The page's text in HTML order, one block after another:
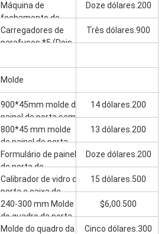
Máquina de
fechamento de
fechaduras e
dobradiças *2 (uma
para quadro/capa)
Doze dólares.200
Carregadores de
parafusos *5 (Dois
três para linhas de
produção)
Três dólares.900
Molde
900*45mm molde de
painel de porta sem
calibrador
14 dólares.200
800*45 mm molde
de painel de porta
sem calibrador
13 dólares.200
Formulário de painel
de porta de
700*45mm Sem
calibrador
Doze dólares.200
Calibrador de vidro de
porta e caixa de
refrigeração por
água
15 dólares.500
240-300 mm Molde
do quadro da porta
$6,00.500
Molde do quadro da
Cinco dólares.300